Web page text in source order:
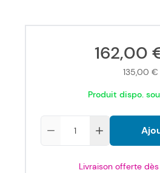
162,00
135,00 €
Produit dispo.
Livraison offerte dès